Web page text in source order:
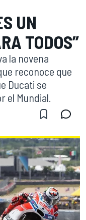
UN
TODOS”
la novena
reconoce que
Ducati se
el Mundial.